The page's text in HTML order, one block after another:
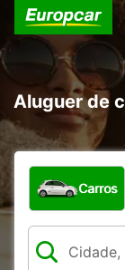
Aluguer de
Que tipo de
Carros